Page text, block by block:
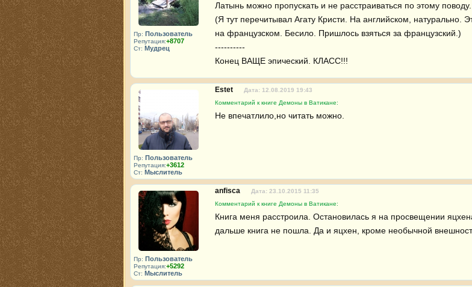
Пр: Пользователь
Репутация:+8707
Ст: Мудрец
Латынь можно пропускать и не расстраиваться по этому поводу.
(Я тут перечитывал Агату Кристи. На английском,
на французском. Бесило. Пришлось взяться за французский.)
----------
Конец ВАЩЕ эпический. КЛАСС!!!
Пр: Пользователь
Репутация:+3612
Ст: Мыслитель
Estet
Дата: 12.08.2019 19:43
Комментарий к книге Демоны в Ватикане:
Не впечатлило,но читать можно.
Пр: Пользователь
Репутация:+5292
Ст: Мыслитель
anfisca
Дата: 23.10.2015 11:35
Комментарий к книге Демоны в Ватикане:
Книга меня расстроила. Остановилась я на просвещении
дальше книга не пошла. Да и яцхен, кроме необычной